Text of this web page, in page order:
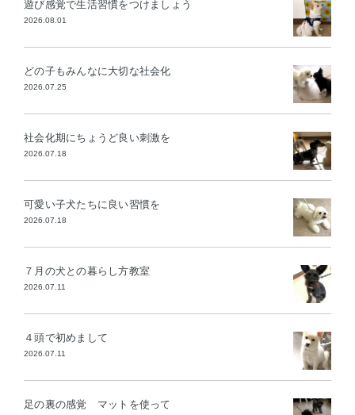
遊び感覚で生活習慣をつけましょう
2026.08.01
どの子もみんなに大切な社会化
2026.07.25
社会化期にちょうど良い刺激を
2026.07.18
可愛い子犬たちに良い習慣を
2026.07.18
７月の犬との暮らし方教室
2026.07.11
４頭で初めまして
2026.07.11
足の裏の感覚 マットを使って